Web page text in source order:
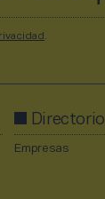
Directorio
Empresas